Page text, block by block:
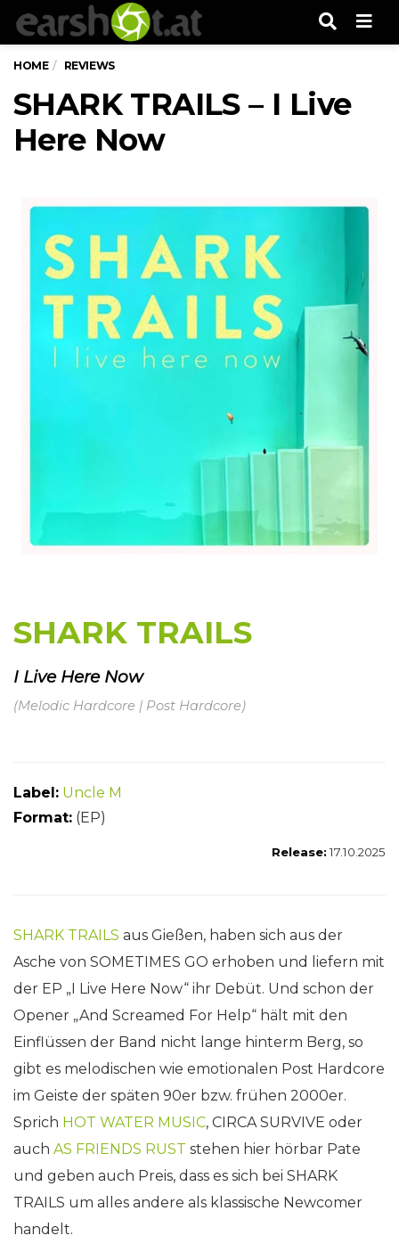
HOME REVIEWS
SHARK TRAILS – I Live
Here Now
SHARK TRAILS
I Live Here Now
(Melodic Hardcore | Post Hardcore)
Label: Uncle M
Format: (EP)
Release:17.10.2025
SHARK TRAILS aus Gießen, haben sich aus der
Asche von SOMETIMES GO erhoben und liefern mit
der EP „I Live Here Now“ ihr Debüt. Und schon der
Opener „And Screamed For Help“ hält mit den
Einflüssen der Band nicht lange hinterm Berg, so
gibt es melodischen wie emotionalen Post Hardcore
im Geiste der späten 90er bzw. frühen 2000er.
Sprich HOT WATER MUSIC, CIRCA SURVIVE oder
auch AS FRIENDS RUST stehen hier hörbar Pate
und geben auch Preis, dass es sich bei SHARK
TRAILS um alles andere als klassische Newcomer
handelt.